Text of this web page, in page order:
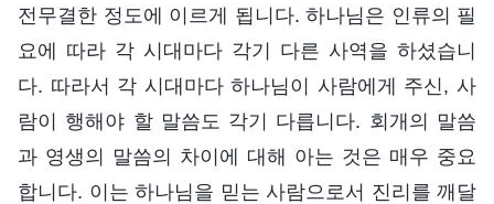
전무결한 정도에 이르게 됩니다. 하나님은 인류의 필
요에 따라 각 시대마다 각기 다른 사역을 하셨습니
다. 따라서 각 시대마다 하나님이 사람에게 주신, 사
람이 행해야 할 말씀도 각기 다릅니다. 회개의 말씀
과 영생의 말씀의 차이에 대해 아는 것은 매우 중요
합니다. 이는 하나님을 믿는 사람으로서 진리를 깨달